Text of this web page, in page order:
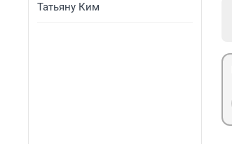
Татьяну Ким